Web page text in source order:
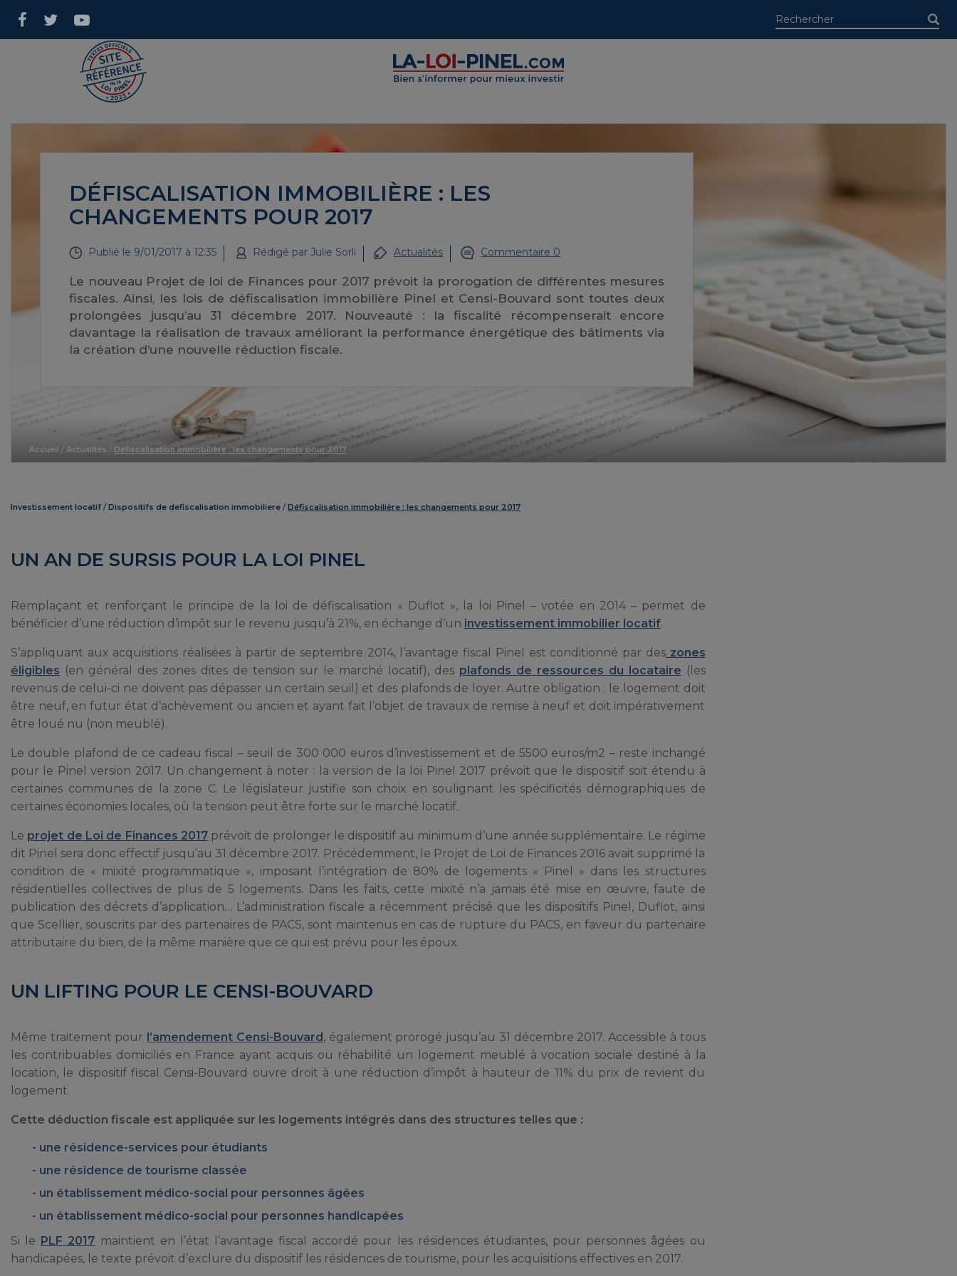
DÉFISCALISATION IMMOBILIÈRE : LES
CHANGEMENTS POUR 2017
Publié le 9/01/2017 à 12:35 Rédigé par Julie Sorli Actualités Commentaire 0
Le nouveau Projet de loi de Finances pour 2017 prévoit la prorogation de différentes mesures
fiscales. Ainsi, les lois de défiscalisation immobilière Pinel et Censi-Bouvard sont toutes deux
prolongées jusqu’au 31 décembre 2017. Nouveauté : la fiscalité récompenserait encore
davantage la réalisation de travaux améliorant la performance énergétique des bâtiments via
la création d’une nouvelle réduction fiscale.
Accueil / Actualités / Défiscalisation immobilière : les changements pour 2017
Investissement locatif Dispositifs de defiscalisation immobiliere Défiscalisation immobilière : les changements pour 2017
UN AN DE SURSIS POUR LA LOI PINEL
Remplaçant et renforçant le principe de la loi de défiscalisation « Duflot », la loi Pinel – votée en 2014 – permet de
bénéficier d’une réduction d’impôt sur le revenu jusqu’à 21%, en échange d’un investissement immobilier locatif.
S’appliquant aux acquisitions réalisées à partir de septembre 2014, l’avantage fiscal Pinel est conditionné par deszones
éligibles (en général des zones dites de tension sur le marché locatif), des plafonds de ressources du locataire (les
revenus de celui-ci ne doivent pas dépasser un certain seuil) et des plafonds de loyer. Autre obligation : le logement doit
être neuf, en futur état d’achèvement ou ancien et ayant fait l’objet de travaux de remise à neuf et doit impérativement
être loué nu (non meublé).
Le double plafond de ce cadeau fiscal – seuil de 300 000 euros d’investissement et de 5500 euros/m2 – reste inchangé
pour le Pinel version 2017. Un changement à noter : la version de la loi Pinel 2017 prévoit que le dispositif soit étendu à
certaines communes de la zone C. Le législateur justifie son choix en soulignant les spécificités démographiques de
certaines économies locales, où la tension peut être forte sur le marché locatif.
Le projet de Loi de Finances 2017prévoit de prolonger le dispositif au minimum d’une année supplémentaire. Le régime
dit Pinel sera donc effectif jusqu’au 31 décembre 2017. Précédemment, le Projet de Loi de Finances 2016 avait supprimé la
condition de « mixité programmatique », imposant l’intégration de 80% de logements « Pinel » dans les structures
résidentielles collectives de plus de 5 logements. Dans les faits, cette mixité n’a jamais été mise en œuvre, faute de
publication des décrets d’application… L’administration fiscale a récemment précisé que les dispositifs Pinel, Duflot, ainsi
que Scellier, souscrits par des partenaires de PACS, sont maintenus en cas de rupture du PACS, en faveur du partenaire
attributaire du bien, de la même manière que ce qui est prévu pour les époux.
UN LIFTING POUR LE CENSI-BOUVARD
Même traitement pour l’amendement Censi-Bouvard, également prorogé jusqu’au 31 décembre 2017. Accessible à tous
les contribuables domiciliés en France ayant acquis ou réhabilité un logement meublé à vocation sociale destiné à la
location, le dispositif fiscal Censi-Bouvard ouvre droit à une réduction d’impôt à hauteur de 11% du prix de revient du
logement.
Cette déduction fiscale est appliquée sur les logements intégrés dans des structures telles que :
une résidence-services pour étudiants
une résidence de tourisme classée
un établissement médico-social pour personnes âgées
un établissement médico-social pour personnes handicapées
Si le PLF 2017 maintient en l’état l’avantage fiscal accordé pour les résidences étudiantes, pour personnes âgées ou
handicapées, le texte prévoit d’exclure du dispositif les résidences de tourisme, pour les acquisitions effectives en 2017.